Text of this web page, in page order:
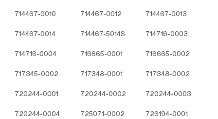
714467-0010 714467-0012 714467-0013
714467-0014 714467-5014S 714716-0003
714716-0004 716665-0001 716665-0002
717345-0002 717348-0001 717348-0002
720244-0001 720244-0002 720244-0003
720244-0004 725071-0002 726194-0001
sitesinin düzgün bir şekilde çalışmasının teminini
güvenliğini, sürekliliğini sağlamak gibi amaçlarla
kalıcı değillerdir.
Bu tür çerezler tercihlerinizi hatırlamak için kullanılır
çerezler, sitemizi ziyaret ettiğiniz tarayıcınızı